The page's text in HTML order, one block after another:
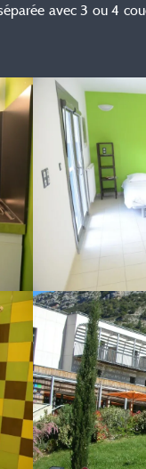
avec 3 ou 4